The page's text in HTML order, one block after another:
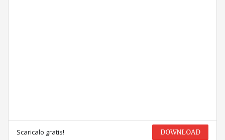
Scaricalo gratis! DOWNLOAD